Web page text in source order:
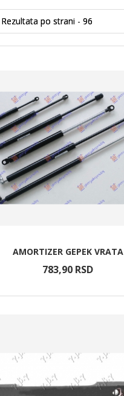
AMORTIZER GEPEK VRATA
783,90 RSD